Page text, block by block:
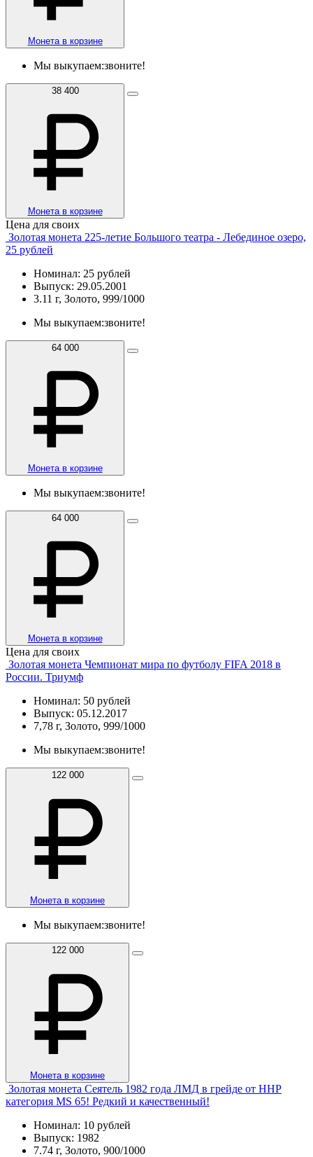
Монета в корзине
Мы выкупаем:звоните!
38 400
Монета в корзине
Цена для своих
Золотая монета 225-летие Большого театра - Лебединое озеро,
25 рублей
Номинал: 25 рублей
Выпуск: 29.05.2001
3.11 г, Золото, 999/1000
Мы выкупаем:звоните!
64 000
Монета в корзине
Мы выкупаем:звоните!
64 000
Монета в корзине
Цена для своих
Золотая монета Чемпионат мира по футболу FIFA 2018 в
России. Триумф
Номинал: 50 рублей
Выпуск: 05.12.2017
7,78 г, Золото, 999/1000
Мы выкупаем:звоните!
122 000
Монета в корзине
Мы выкупаем:звоните!
122 000
Монета в корзине
Золотая монета Сеятель 1982 года ЛМД в грейде от ННР
категория MS 65! Редкий и качественный!
Номинал: 10 рублей
Выпуск: 1982
7.74 г, Золото, 900/1000